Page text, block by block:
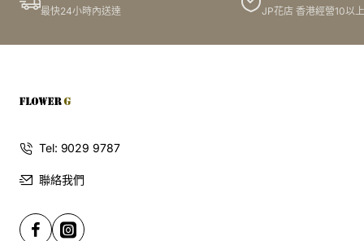
色襯草.SWB371款絲花花球/仿真花花球/手捧花主花用上美
最快24小時內送達 JP花店 香港經營10以
Tel: 9029 9787
聯絡我們